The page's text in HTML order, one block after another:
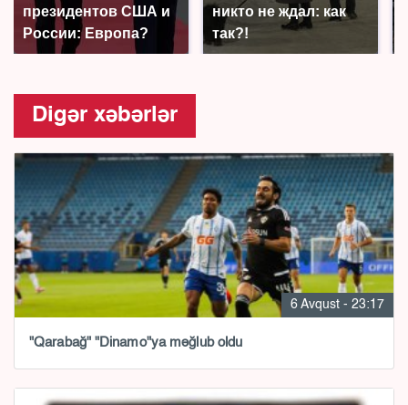
президентов США и
России: Европа?
никто не ждал: как
так?!
Digər xəbərlər
6 Avqust - 23:17
"Qarabağ" "Dinamo"ya məğlub oldu